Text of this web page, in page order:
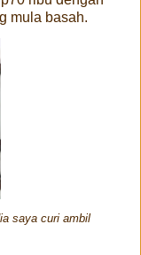
mula basah.
saya curi ambil